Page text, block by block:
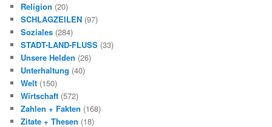
Religion (20)
SCHLAGZEILEN (97)
Soziales (284)
STADT-LAND-FLUSS (33)
Unsere Helden (26)
Unterhaltung (40)
Welt (150)
Wirtschaft (572)
Zahlen + Fakten (168)
Zitate + Thesen (18)